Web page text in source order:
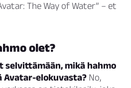
The Way of Water” – et
olet?
selvittämään, mikä hahmo
Avatar-elokuvasta? No,